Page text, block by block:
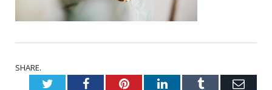
SHARE.
TwitterFacebookPinterestLinkedInTumblr